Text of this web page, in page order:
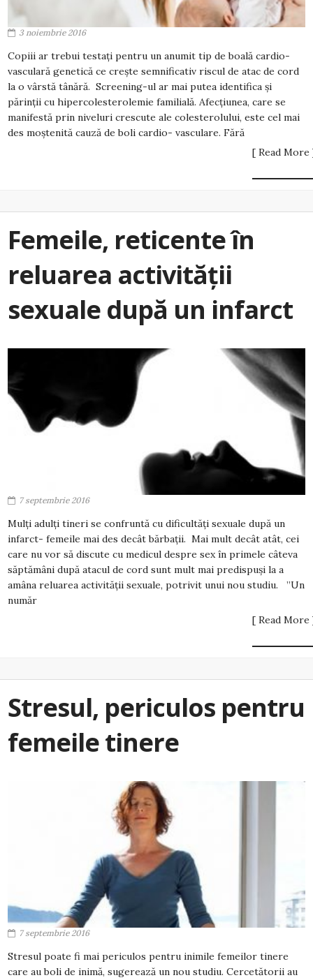
3 noiembrie 2016
Copiii ar trebui testați pentru un anumit tip de boală cardio-
vasculară genetică ce crește semnificativ riscul de atac de cord
la o vârstă tânără. Screening-ul ar mai putea identifica și
părinții cu hipercolesterolemie familială. Afecțiunea, care se
manifestă prin niveluri crescute ale colesterolului, este cel mai
des moștenită cauză de boli cardio- vasculare. Fără
[ Read More
Femeile, reticente în
reluarea activității
sexuale după un infarct
7 septembrie 2016
Mulți adulți tineri se confruntă cu dificultăți sexuale după un
infarct- femeile mai des decât bărbații. Mai mult decât atât, cei
care nu vor să discute cu medicul despre sex în primele câteva
săptămâni după atacul de cord sunt mult mai predispuși la a
amâna reluarea activității sexuale, potrivit unui nou studiu. ”Un
număr
[ Read More
Stresul, periculos pentru
femeile tinere
7 septembrie 2016
Stresul poate fi mai periculos pentru inimile femeilor tinere
care au boli de inimă, sugerează un nou studiu. Cercetătorii au